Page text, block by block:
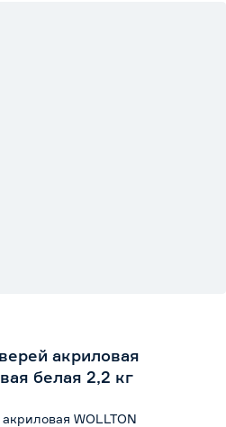
акриловая
белая 2,2 кг
WOLLTON